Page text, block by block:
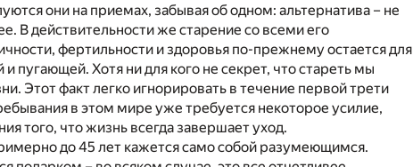
они на приемах, забывая об одном: альтернатива – не
В действительности же старение со всеми его
фертильности и здоровья по-прежнему остается для
пугающей. Хотя ни для кого не секрет, что стареть мы
Этот факт легко игнорировать в течение первой трети
в этом мире уже требуется некоторое усилие,
того, что жизнь всегда завершает уход.
до 45 лет кажется само собой разумеющимся.